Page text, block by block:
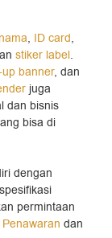
, ID card,
stiker label.
up banner, dan
juga
dan bisnis
bisa di
dengan
permintaan
dan